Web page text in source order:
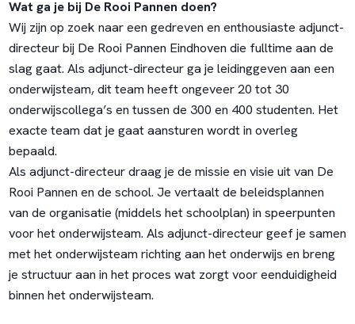
Wat ga je bij De Rooi Pannen doen?
Wij zijn op zoek naar een gedreven en enthousiaste adjunct-
directeur bij De Rooi Pannen Eindhoven die fulltime aan de
slag gaat. Als adjunct-directeur ga je leidinggeven aan een
onderwijsteam, dit team heeft ongeveer 20 tot 30
onderwijscollega’s en tussen de 300 en 400 studenten. Het
exacte team dat je gaat aansturen wordt in overleg
bepaald.
Als adjunct-directeur draag je de missie en visie uit van De
Rooi Pannen en de school. Je vertaalt de beleidsplannen
van de organisatie (middels het schoolplan) in speerpunten
voor het onderwijsteam. Als adjunct-directeur geef je samen
met het onderwijsteam richting aan het onderwijs en breng
je structuur aan in het proces wat zorgt voor eenduidigheid
binnen het onderwijsteam.